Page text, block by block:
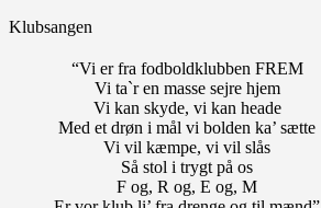
Klubsangen
“Vi er fra fodboldklubben FREM
Vi ta`r en masse sejre hjem
Vi kan skyde, vi kan heade
Med et drøn i mål vi bolden ka’ sætte
Vi vil kæmpe, vi vil slås
Så stol i trygt på os
F og, R og, E og, M